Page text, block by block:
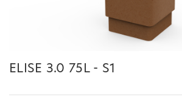
ELISE 3.0 75L - S1